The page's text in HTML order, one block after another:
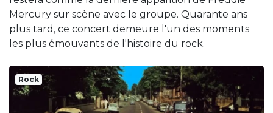
Mercury sur scène avec le groupe. Quarante ans
plus tard, ce concert demeure l'un des moments
les plus émouvants de l'histoire du rock.
Rock